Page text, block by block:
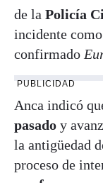
de la Policía
incidente
confirmado
PUBLICIDAD
Anca indicó
pasado y
la antigüedad
proceso de